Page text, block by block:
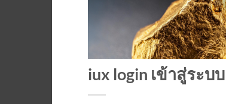
iux login เข้าสู่ระบบ